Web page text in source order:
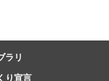
ラリ
り宣言